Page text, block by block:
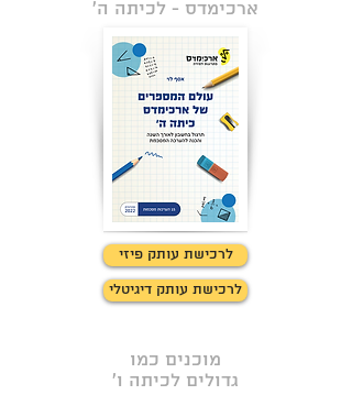
ארכימדס - לכיתה ה'
לרכישת עותק פיזי
לרכישת עותק דיגיטלי
מוכנים כמו
גדולים לכיתה ו'